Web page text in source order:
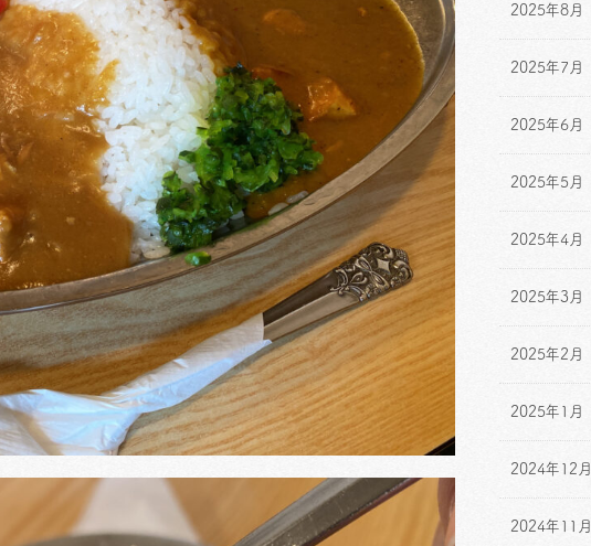
2025年8月
2025年7月
2025年6月
2025年5月
2025年4月
2025年3月
2025年2月
2025年1月
2024年12月
2024年11月